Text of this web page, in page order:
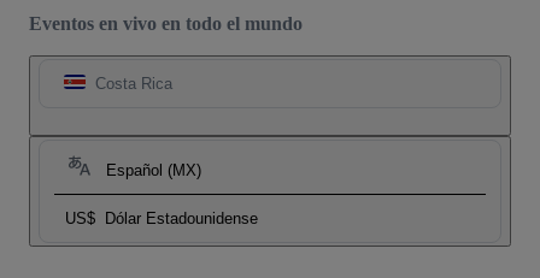
Eventos en vivo en todo el mundo
Costa Rica
Español (MX)
US$ Dólar Estadounidense